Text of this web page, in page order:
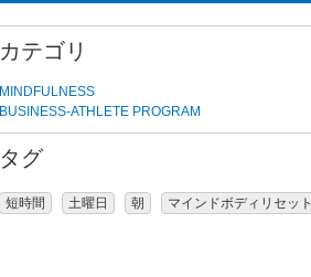
カテゴリ
MINDFULNESS
BUSINESS-ATHLETE PROGRAM
タグ
短時間 土曜日 朝 マインドボディリセット